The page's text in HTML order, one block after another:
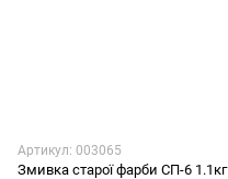
Артикул: 003065
Змивка старої фарби СП-6 1.1кг